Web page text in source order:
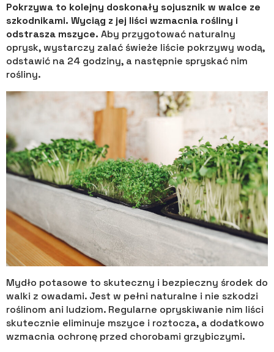
Pokrzywa to kolejny doskonały sojusznik w walce ze
szkodnikami. Wyciąg z jej liści wzmacnia rośliny i
odstrasza mszyce. Aby przygotować naturalny
oprysk, wystarczy zalać świeże liście pokrzywy wodą,
odstawić na 24 godziny, a następnie spryskać nim
rośliny.
Mydło potasowe to skuteczny i bezpieczny środek do
walki z owadami. Jest w pełni naturalne i nie szkodzi
roślinom ani ludziom. Regularne opryskiwanie nim liści
skutecznie eliminuje mszyce i roztocza, a dodatkowo
wzmacnia ochronę przed chorobami grzybiczymi.